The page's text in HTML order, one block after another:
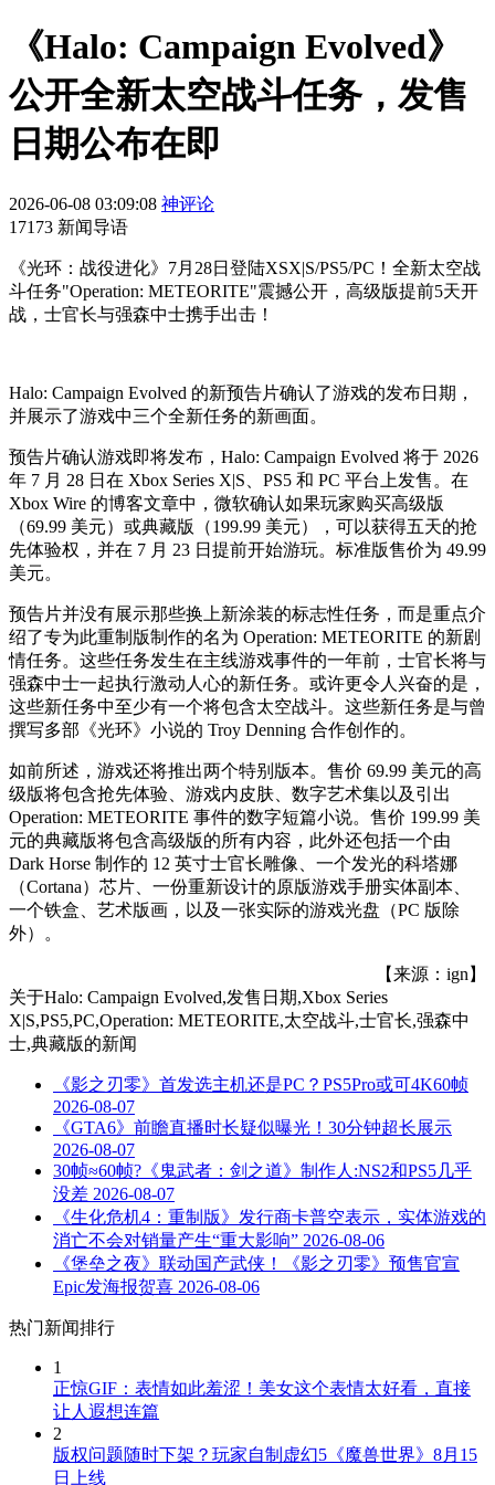
《Halo: Campaign Evolved》
公开全新太空战斗任务，发售
日期公布在即
2026-06-08 03:09:08 神评论
17173 新闻导语
《光环：战役进化》7月28日登陆XSX|S/PS5/PC！全新太空战
斗任务"Operation: METEORITE"震撼公开，高级版提前5天开
战，士官长与强森中士携手出击！
Halo: Campaign Evolved 的新预告片确认了游戏的发布日期，
并展示了游戏中三个全新任务的新画面。
预告片确认游戏即将发布，Halo: Campaign Evolved 将于 2026
年 7 月 28 日在 Xbox Series X|S、PS5 和 PC 平台上发售。在
Xbox Wire 的博客文章中，微软确认如果玩家购买高级版
（69.99 美元）或典藏版（199.99 美元），可以获得五天的抢
先体验权，并在 7 月 23 日提前开始游玩。标准版售价为 49.99
美元。
预告片并没有展示那些换上新涂装的标志性任务，而是重点介
绍了专为此重制版制作的名为 Operation: METEORITE 的新剧
情任务。这些任务发生在主线游戏事件的一年前，士官长将与
强森中士一起执行激动人心的新任务。或许更令人兴奋的是，
这些新任务中至少有一个将包含太空战斗。这些新任务是与曾
撰写多部《光环》小说的 Troy Denning 合作创作的。
如前所述，游戏还将推出两个特别版本。售价 69.99 美元的高
级版将包含抢先体验、游戏内皮肤、数字艺术集以及引出
Operation: METEORITE 事件的数字短篇小说。售价 199.99 美
元的典藏版将包含高级版的所有内容，此外还包括一个由
Dark Horse 制作的 12 英寸士官长雕像、一个发光的科塔娜
（Cortana）芯片、一份重新设计的原版游戏手册实体副本、
一个铁盒、艺术版画，以及一张实际的游戏光盘（PC 版除
外）。
【来源：ign】
关于Halo: Campaign Evolved,发售日期,Xbox Series
X|S,PS5,PC,Operation: METEORITE,太空战斗,士官长,强森中
士,典藏版的新闻
《影之刃零》首发选主机还是PC？PS5Pro或可4K60帧
2026-08-07
《GTA6》前瞻直播时长疑似曝光！30分钟超长展示
2026-08-07
30帧≈60帧?《鬼武者：剑之道》制作人:NS2和PS5几乎
没差 2026-08-07
《生化危机4：重制版》发行商卡普空表示，实体游戏的
消亡不会对销量产生“重大影响” 2026-08-06
《堡垒之夜》联动国产武侠！《影之刃零》预售官宣
Epic发海报贺喜 2026-08-06
热门新闻排行
1
正惊GIF：表情如此羞涩！美女这个表情太好看，直接
让人遐想连篇
2
版权问题随时下架？玩家自制虚幻5《魔兽世界》8月15
日上线